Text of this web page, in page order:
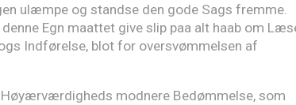
ulæmpe og standse den gode Sags fremme.
Egn maattet give slip paa alt haab om
Indførelse, blot for oversvømmelsen af
modnere Bedømmelse, som